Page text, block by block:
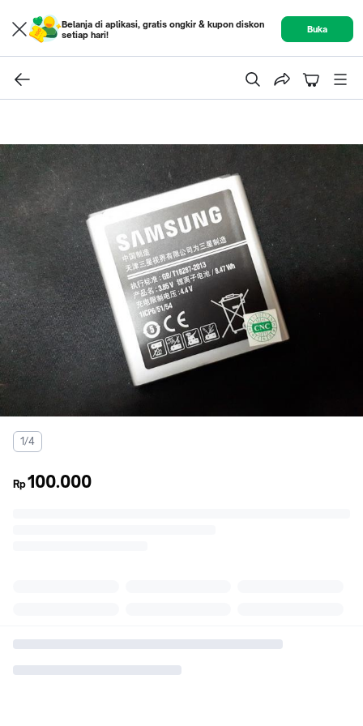
Belanja di aplikasi, gratis ongkir & kupon diskon
setiap hari!
Buka
1/4
Rp100.000